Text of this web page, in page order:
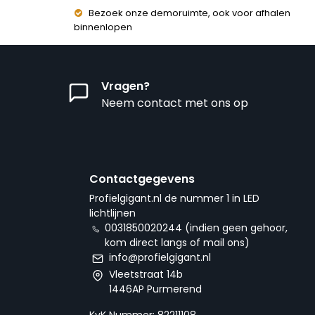
Bezoek onze demoruimte, ook voor afhalen
binnenlopen
Vragen?
Neem contact met ons op
Contactgegevens
Profielgigant.nl de nummer 1 in LED
lichtlijnen
0031850020244 (indien geen gehoor,
kom direct langs of mail ons)
info@profielgigant.nl
Vleetstraat 14b
1446AP Purmerend